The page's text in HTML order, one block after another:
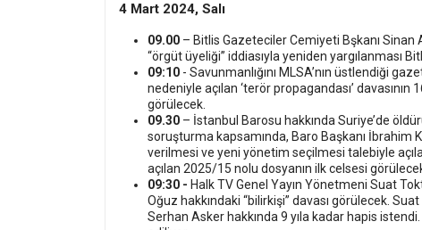
4 Mart 2024, Salı
09.00 – Bitlis Gazeteciler Cemiyeti Bşkanı Sinan
“örgüt üyeliği” iddiasıyla yeniden yargılanması
09:10 - Savunmanlığını MLSA’nın üstlendiği
nedeniyle açılan ‘terör propagandası’
görülecek.
09.30 – İstanbul Barosu hakkında Suriye’de
soruşturma kapsamında, Baro Başkanı
verilmesi ve yeni yönetim seçilmesi talebiyle
açılan 2025/15 nolu dosyanın ilk celsesi
09:30 - Halk TV Genel Yayın Yönetmeni Suat
Oğuz hakkındaki “bilirkişi” davası görülecek.
Serhan Asker hakkında 9 yıla kadar hapis